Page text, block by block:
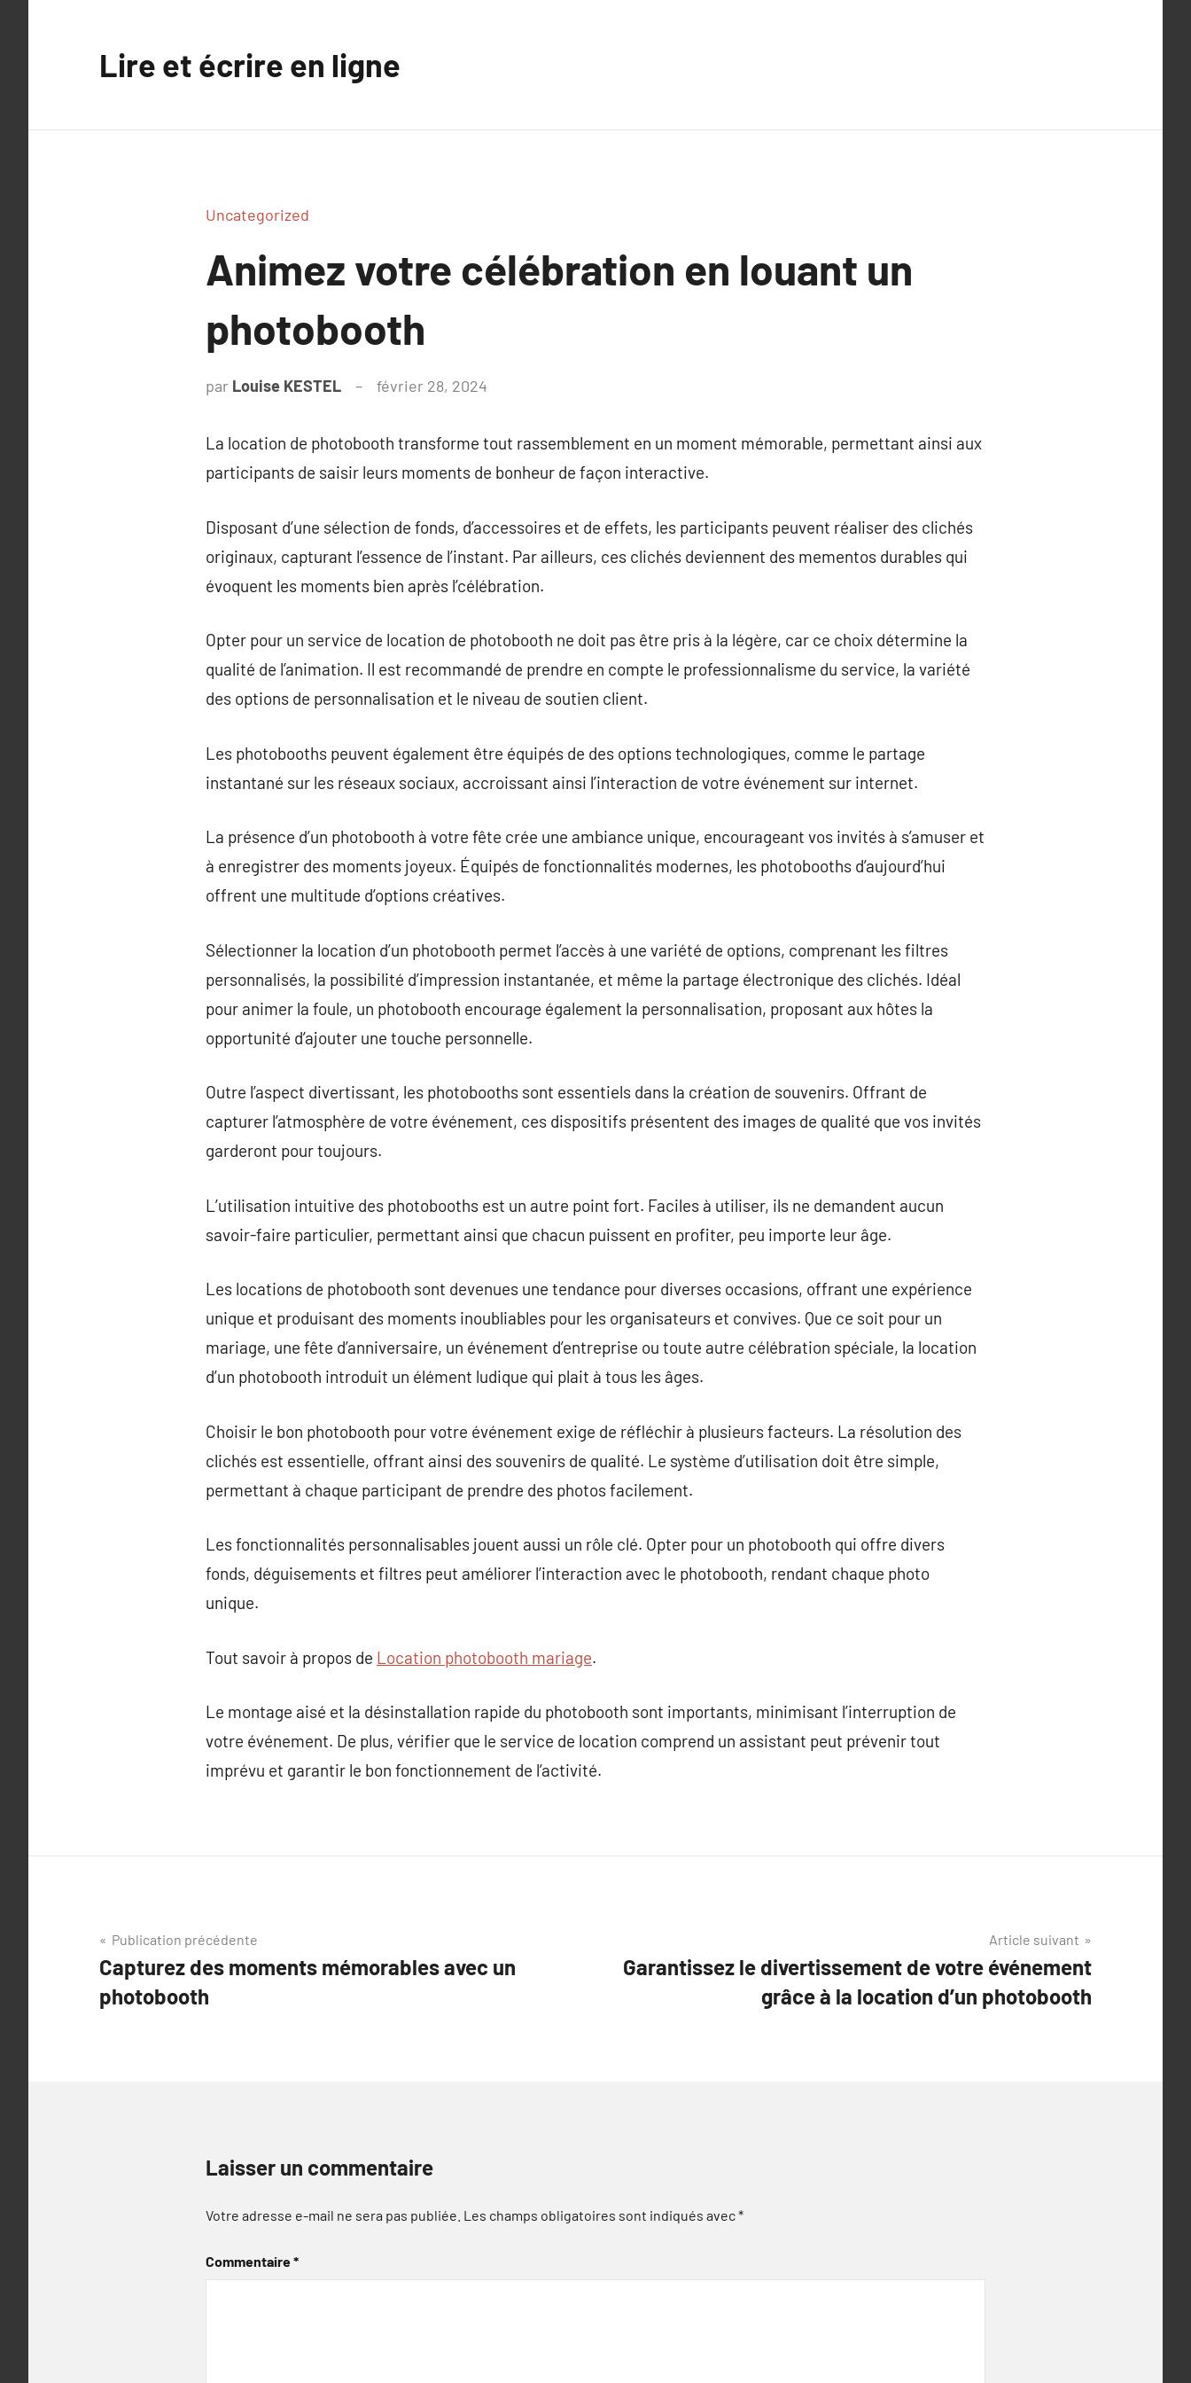
Lire et écrire en ligne
Uncategorized
Animez votre célébration en louant un
photobooth
par Louise KESTEL février 28, 2024
La location de photobooth transforme tout rassemblement en un moment mémorable, permettant ainsi aux
participants de saisir leurs moments de bonheur de façon interactive.
Disposant d’une sélection de fonds, d’accessoires et de effets, les participants peuvent réaliser des clichés
originaux, capturant l’essence de l’instant. Par ailleurs, ces clichés deviennent des mementos durables qui
évoquent les moments bien après l’célébration.
Opter pour un service de location de photobooth ne doit pas être pris à la légère, car ce choix détermine la
qualité de l’animation. Il est recommandé de prendre en compte le professionnalisme du service, la variété
des options de personnalisation et le niveau de soutien client.
Les photobooths peuvent également être équipés de des options technologiques, comme le partage
instantané sur les réseaux sociaux, accroissant ainsi l’interaction de votre événement sur internet.
La présence d’un photobooth à votre fête crée une ambiance unique, encourageant vos invités à s’amuser et
à enregistrer des moments joyeux. Équipés de fonctionnalités modernes, les photobooths d’aujourd’hui
offrent une multitude d’options créatives.
Sélectionner la location d’un photobooth permet l’accès à une variété de options, comprenant les filtres
personnalisés, la possibilité d’impression instantanée, et même la partage électronique des clichés. Idéal
pour animer la foule, un photobooth encourage également la personnalisation, proposant aux hôtes la
opportunité d’ajouter une touche personnelle.
Outre l’aspect divertissant, les photobooths sont essentiels dans la création de souvenirs. Offrant de
capturer l’atmosphère de votre événement, ces dispositifs présentent des images de qualité que vos invités
garderont pour toujours.
L’utilisation intuitive des photobooths est un autre point fort. Faciles à utiliser, ils ne demandent aucun
savoir-faire particulier, permettant ainsi que chacun puissent en profiter, peu importe leur âge.
Les locations de photobooth sont devenues une tendance pour diverses occasions, offrant une expérience
unique et produisant des moments inoubliables pour les organisateurs et convives. Que ce soit pour un
mariage, une fête d’anniversaire, un événement d’entreprise ou toute autre célébration spéciale, la location
d’un photobooth introduit un élément ludique qui plait à tous les âges.
Choisir le bon photobooth pour votre événement exige de réfléchir à plusieurs facteurs. La résolution des
clichés est essentielle, offrant ainsi des souvenirs de qualité. Le système d’utilisation doit être simple,
permettant à chaque participant de prendre des photos facilement.
Les fonctionnalités personnalisables jouent aussi un rôle clé. Opter pour un photobooth qui offre divers
fonds, déguisements et filtres peut améliorer l’interaction avec le photobooth, rendant chaque photo
unique.
Tout savoir à propos de Location photobooth mariage.
Le montage aisé et la désinstallation rapide du photobooth sont importants, minimisant l’interruption de
votre événement. De plus, vérifier que le service de location comprend un assistant peut prévenir tout
imprévu et garantir le bon fonctionnement de l’activité.
Navigation
de
l’article
Publication précédente
Capturez des moments mémorables avec un
photobooth
Article suivant
Garantissez le divertissement de votre événement
grâce à la location d’un photobooth
Laisser un commentaire
Votre adresse e-mail ne sera pas publiée. Les champs obligatoires sont indiqués avec*
Commentaire*